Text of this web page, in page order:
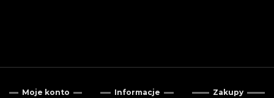
Moje konto
Informacje
Zakupy